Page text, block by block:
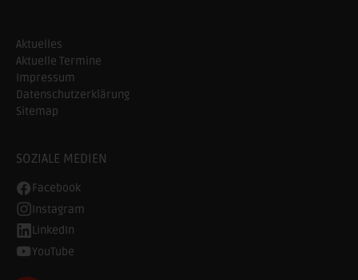
Aktuelles
Aktuelle Termine
Impressum
Datenschutzerklärung
Sitemap
SOZIALE MEDIEN
Facebook
Instagram
LinkedIn
YouTube